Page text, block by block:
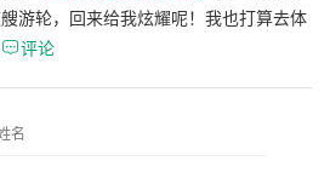
游轮，回来给我炫耀呢！我也打算去体
评论